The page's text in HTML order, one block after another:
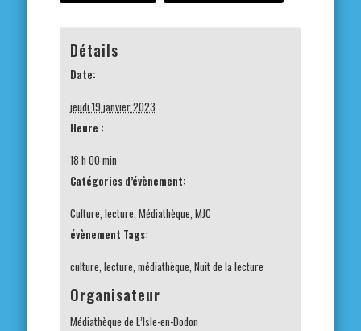
Détails
Date:
jeudi 19 janvier 2023
Heure :
18 h 00 min
Catégories d’évènement:
Culture, lecture, Médiathèque, MJC
évènement Tags:
culture, lecture, médiathèque, Nuit de la lecture
Organisateur
Médiathèque de L’Isle-en-Dodon